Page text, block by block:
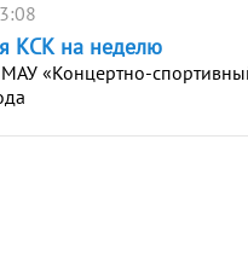
КСК на неделю
«Концертно-